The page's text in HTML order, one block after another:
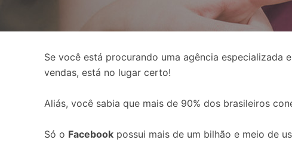
Se você está procurando uma agência especializada
vendas, está no lugar certo!
Aliás, você sabia que mais de 90% dos brasileiros
Só o Facebook possui mais de um bilhão e meio de